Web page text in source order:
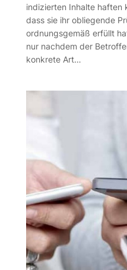
indizierten Inhalte haften
dass sie ihr obliegende
ordnungsgemäß erfüllt
nur nachdem der
konkrete Art…